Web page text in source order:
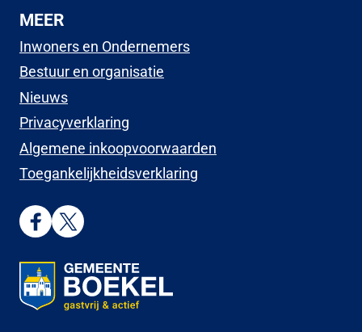
MEER
Inwoners en Ondernemers
Bestuur en organisatie
Nieuws
Privacyverklaring
Algemene inkoopvoorwaarden
Toegankelijkheidsverklaring